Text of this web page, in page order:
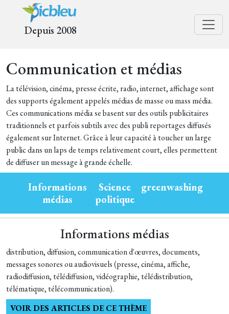
Depuis 2008
Communication et médias
La télévision, cinéma, presse écrite, radio, internet, affichage sont
des supports également appelés médias de masse ou mass média.
Ces communications média se basent sur des outils publicitaires
traditionnels et parfois subtils avec des publi reportages diffusés
également sur Internet. Grâce à leur capacité à toucher un large
public dans un laps de temps relativement court, elles permettent
de diffuser un message à grande échelle.
Informations
médias
Science
politique
greenwashing
Informations médias
distribution, diffusion, communication d'œuvres, documents,
messages sonores ou audiovisuels (presse, cinéma, affiche,
radiodiffusion, télédiffusion, vidéographie, télédistribution,
télématique, télécommunication).
VOIR DES ARTICLES DE CE THÈME